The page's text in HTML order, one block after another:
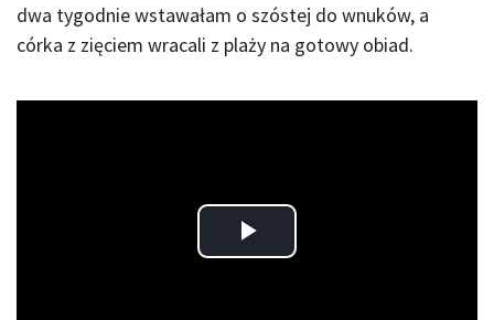
dwa tygodnie wstawałam o szóstej do wnuków, a
córka z zięciem wracali z plaży na gotowy obiad.
Play